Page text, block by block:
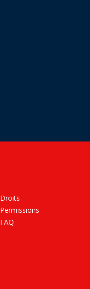
Droits
Permissions
FAQ